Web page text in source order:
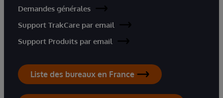
Demandes générales
Support TrakCare par email
Support Produits par email
Liste des bureaux en France